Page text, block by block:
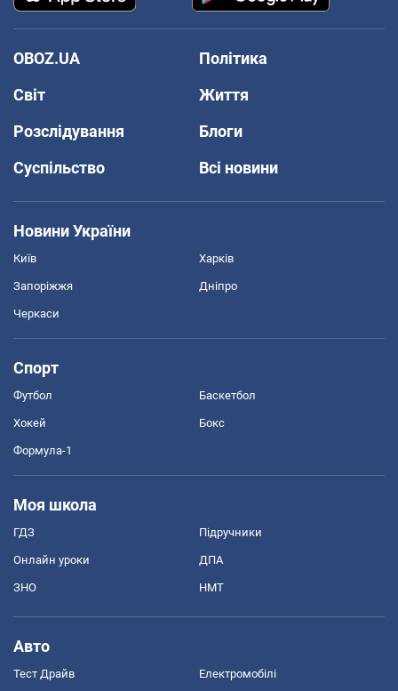
OBOZ.UA
Політика
Світ
Життя
Розслідування
Блоги
Суспільство
Всі новини
Новини України
Київ Харків
Запоріжжя Дніпро
Черкаси
Спорт
Футбол Баскетбол
Хокей Бокс
Формула-1
Моя школа
ГДЗ Підручники
Онлайн уроки ДПА
ЗНО НМТ
Авто
Тест Драйв Електромобілі